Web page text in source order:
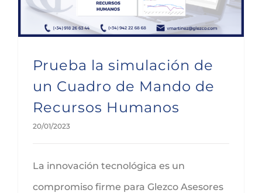
Prueba la simulación de
un Cuadro de Mando de
Recursos Humanos
20/01/2023
La innovación tecnológica es un
compromiso firme para Glezco Asesores